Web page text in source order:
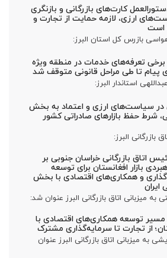
کارت‌های بازرگانی و بازنگری
ارزی، لازمه حمایت از تجارت و
است
بازرس کل استان البرز:
برخی تعرفه‌های خدمات در منطقه ویژه
پیام تا طی مراحل قانونی متوقف شد
استاندار البرز:
در سیاست‌های ارزی و اعتماد به بخش
شرط حفظ بازارهای صادراتی کشور
بازرگانی البرز:
اتاق بازرگانی خراسان جنوبی بر
بازار افغانستان برای توسعه
و همکاری‌های اقتصادی با بخش
به میزبانی اتاق بازرگانی البرز عنوان شد:
مسیر توسعه همکاری‌های اقتصادی با
از تجارت تا سرمایه‌گذاری مشترک
به میزبانی اتاق بازرگانی البرز عنوان